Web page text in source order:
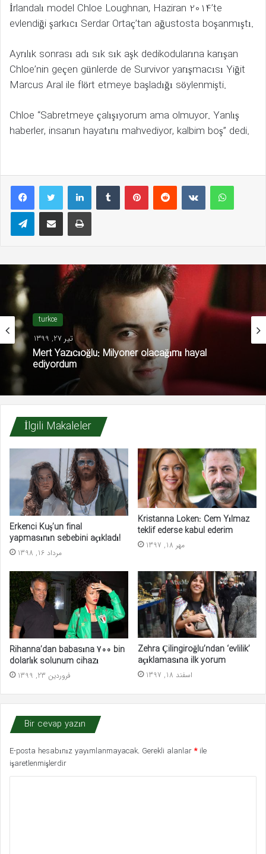
İrlandalı model Chloe Loughnan, Haziran 2014’te
evlendiği şarkıcı Serdar Ortaç’tan ağustosta boşanmıştı.
Ayrılık sonrası adı sık sık aşk dedikodularına karışan
Chloe’nin geçen günlerde de Survivor yarışmacısı Yiğit
Marcus Aral ile flört etmeye başladığı söylenmişti.
Chloe “Sabretmeye çalışıyorum ama olmuyor. Yanlış
haberler, insanın hayatını mahvediyor, kalbim boş” dedi.
LinkedInTumblr PinterestReddit VKontakte
TelegramE-Posta ile paylaş Yazdır
turkce
تیر 27, 1399
Mert Yazıcıoğlu: Milyoner olacağımı hayal
ediyordum
İlgili Makaleler
Erkenci Kuş’un final
yapmasının sebebini açıkladı!
مرداد 16, 1398
Kristanna Loken: Cem Yılmaz
teklif ederse kabul ederim
مهر 18, 1397
Rihanna’dan babasına 700 bin
dolarlık solunum cihazı
فروردین 23, 1399
Zehra Çilingiroğlu’ndan ‘evlilik’
açıklamasına ilk yorum
اسفند 18, 1397
Bir cevap yazın
E-posta hesabınız yayımlanmayacak. Gerekli alanlar*ile
işaretlenmişlerdir